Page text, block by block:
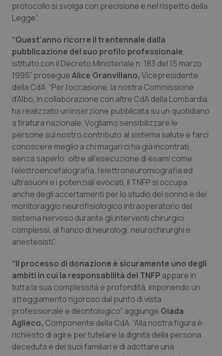
Quotidiano Cardiologia
Quotidiano Chirurgia
Quotidiano Oncologia
Quotidiano Pediatria
Rene & patologie urogenitali
Salute orale & impianti
Sangue & coagulazione
Tiroide
Tumore al seno
Tumore ovarico
Tumori del Polmone & Testa Collo
Tumori gastrointestinali
Ulcera & Reflusso
Vaccini
protocollo si svolga con precisione e nel rispetto della
Legge”.
“Quest’anno ricorre il trentennale dalla
pubblicazione del suo profilo professionale,
istituito con il Decreto Ministeriale n. 183 del 15 marzo
1995” prosegueAlice Granvillano, Vicepresidente
della CdA. “Per l’occasione, la nostra Commissione
d’Albo, in collaborazione con altre CdA della Lombardia,
ha realizzato un’inserzione pubblicata su un quotidiano
a tiratura nazionale. Vogliamo sensibilizzare le
persone sul nostro contributo al sistema salute e farci
conoscere meglio a chi magari ci ha già incontrati
senza saperlo: oltre all’esecuzione di esami come
l’elettroencefalografia, l’elettroneuromiografia ed
ultrasuoni e i potenziali evocati, il TNFP si occupa
anche degli accertamenti per lo studio del sonno e del
monitoraggio neurofisiologico intraoperatorio del
sistema nervoso durante gli interventi chirurgici
complessi, al fianco di neurologi, neurochirurghi e
anestesisti”.
“Il processo di donazione è sicuramente uno degli
ambiti in cui la responsabilità del TNFP appare in
tutta la sua complessità e profondità, imponendo un
atteggiamento rigoroso dal punto di vista
professionale e deontologico” aggiunge Giada
Aglieco, Componente della CdA. “Alla nostra figura è
richiesto di agire per tutelare la dignità della persona
deceduta e dei suoi familiari e di adottare una